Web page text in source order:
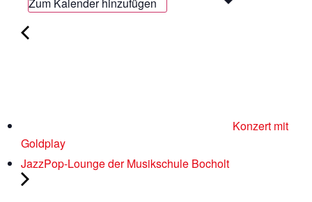
Konzert mit
Goldplay
JazzPop-Lounge der Musikschule Bocholt